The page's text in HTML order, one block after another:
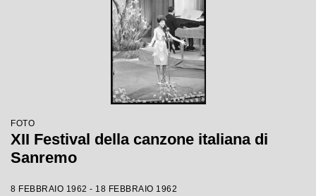
FOTO
XII Festival della canzone italiana di
Sanremo
8 FEBBRAIO 1962 - 18 FEBBRAIO 1962